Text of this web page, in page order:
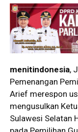
menitindonesia,
Pemenangan
Arief merespon
mengusulkan
Sulawesi Selatan